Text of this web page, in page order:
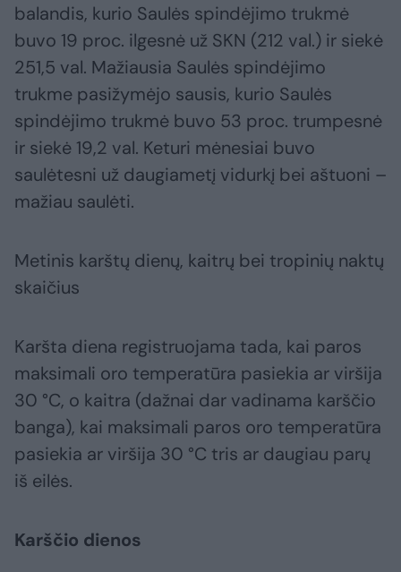
balandis, kurio Saulės spindėjimo trukmė
buvo 19 proc. ilgesnė už SKN (212 val.) ir siekė
251,5 val. Mažiausia Saulės spindėjimo
trukme pasižymėjo sausis, kurio Saulės
spindėjimo trukmė buvo 53 proc. trumpesnė
ir siekė 19,2 val. Keturi mėnesiai buvo
saulėtesni už daugiametį vidurkį bei aštuoni –
mažiau saulėti.
Metinis karštų dienų, kaitrų bei tropinių naktų
skaičius
Karšta diena registruojama tada, kai paros
maksimali oro temperatūra pasiekia ar viršija
30 °C, o kaitra (dažnai dar vadinama karščio
banga), kai maksimali paros oro temperatūra
pasiekia ar viršija 30 °C tris ar daugiau parų
iš eilės.
Karščio dienos